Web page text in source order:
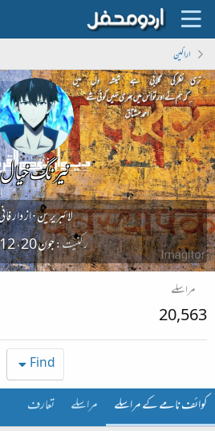
اراکین
نیرنگ خیال
لائبریرین·ازدار
رکنیت جون 20، 2012
مراسلے
20,563
Find
کوائف نامے کے مراسلے مراسلے تعارف